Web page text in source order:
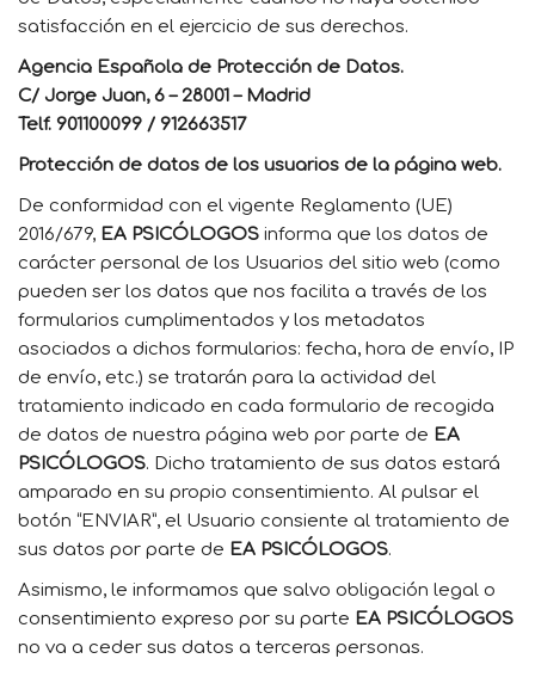
satisfacción en el ejercicio de sus derechos.
Agencia Española de Protección de Datos.
C/ Jorge Juan, 6 – 28001 – Madrid
Telf. 901100099 / 912663517
Protección de datos de los usuarios de la página web.
De conformidad con el vigente Reglamento (UE)
2016/679, EA PSICÓLOGOS informa que los datos de
carácter personal de los Usuarios del sitio web (como
pueden ser los datos que nos facilita a través de los
formularios cumplimentados y los metadatos
asociados a dichos formularios: fecha, hora de envío, IP
de envío, etc.) se tratarán para la actividad del
tratamiento indicado en cada formulario de recogida
de datos de nuestra página web por parte de EA
PSICÓLOGOS. Dicho tratamiento de sus datos estará
amparado en su propio consentimiento. Al pulsar el
botón “ENVIAR”, el Usuario consiente al tratamiento de
sus datos por parte de EA PSICÓLOGOS.
Asimismo, le informamos que salvo obligación legal o
consentimiento expreso por su parte EA PSICÓLOGOS
no va a ceder sus datos a terceras personas.